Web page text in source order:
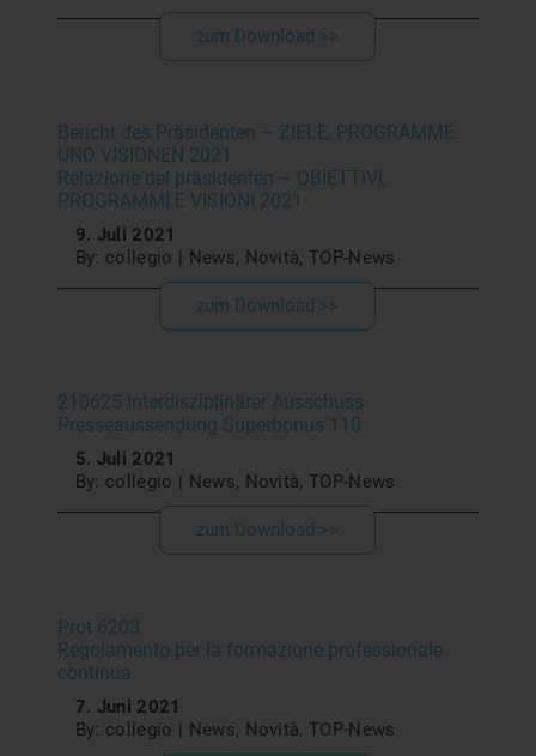
zum Download >>
Bericht des Präsidenten – ZIELE, PROGRAMME
UND VISIONEN 2021
Relazione del präsidenten – OBIETTIVI,
PROGRAMMI E VISIONI 2021
9. Juli 2021
By: collegio | News, Novità, TOP-News
zum Download >>
210625 Interdisziplinärer Ausschuss
Presseaussendung Superbonus 110
5. Juli 2021
By: collegio | News, Novità, TOP-News
zum Download >>
Prot 6203
Regolamento per la formazione professionale
continua
7. Juni 2021
By: collegio | News, Novità, TOP-News